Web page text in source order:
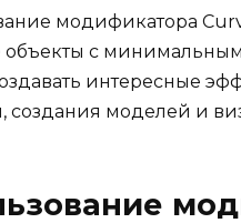
модификатора
объекты с
интересные
создания моделей и